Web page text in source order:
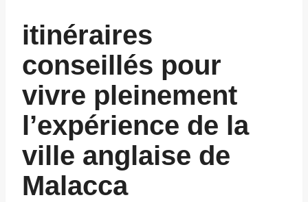
itinéraires
conseillés pour
vivre pleinement
l’expérience de la
ville anglaise de
Malacca